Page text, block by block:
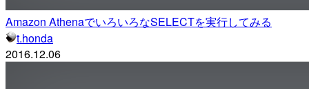
Amazon AthenaでいろいろなSELECTを実行してみる
t.honda
2016.12.06